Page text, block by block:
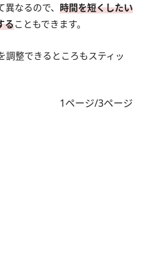
なるので、 時間を短くしたい
ることもできます。
調整できるところもスティッ
1ページ/3ページ